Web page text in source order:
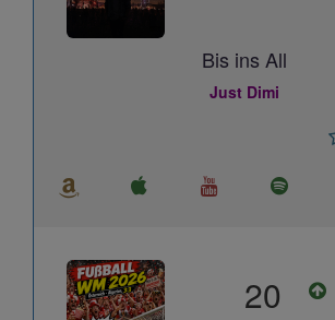
Bis ins All
Just Dimi
20